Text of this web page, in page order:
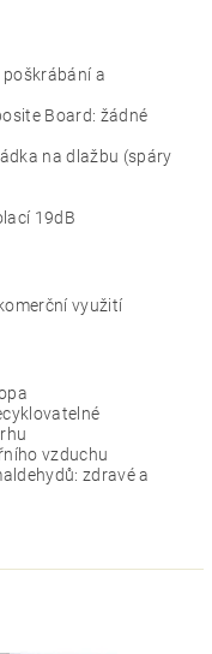
a
Board: žádné
na dlažbu (spáry
19dB
využití
vzduchu
zdravé a